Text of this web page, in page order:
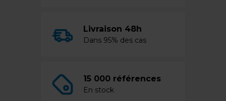
Livraison 48h
Dans 95% des cas
15 000 références
En stock